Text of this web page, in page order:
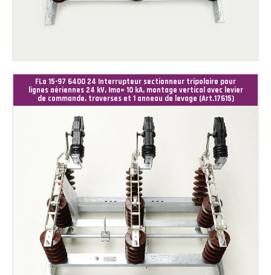
FLa 15-97 6400 24 Interrupteur sectionneur tripolaire pour
lignes aériennes 24 kV, Ima= 10 kA, montage vertical avec levier
de commande, traverses et 1 anneau de levage (Art.17615)